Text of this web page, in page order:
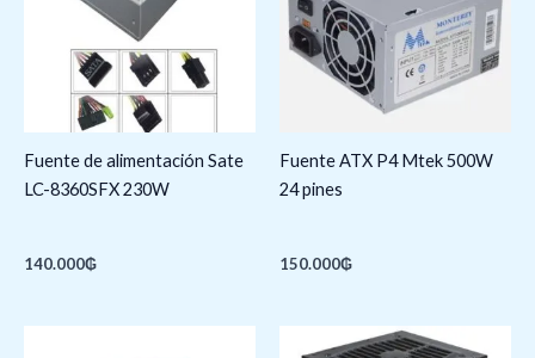
Fuente de alimentación Sate
LC-8360SFX 230W
140.000₲
Fuente ATX P4 Mtek 500W
24 pines
150.000₲